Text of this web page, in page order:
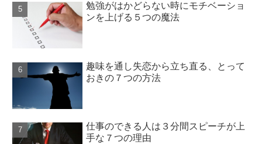
勉強がはかどらない時にモチベーショ
ンを上げる５つの魔法
趣味を通し失恋から立ち直る、とって
おきの７つの方法
仕事のできる人は３分間スピーチが上
手な７つの理由